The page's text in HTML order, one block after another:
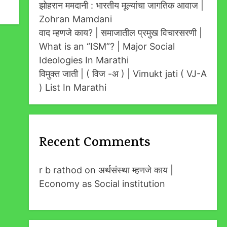
झोहरान ममदानी : भारतीय मूल्यांचा जागतिक आवाज |
Zohran Mamdani
वाद म्हणजे काय? | समाजातील प्रमुख विचारसरणी |
What is an “ISM”? | Major Social
Ideologies In Marathi
विमुक्त जाती | ( विज -अ ) | Vimukt jati ( VJ-A
) List In Marathi
Recent Comments
r b rathod on अर्थसंस्था म्हणजे काय |
Economy as Social institution